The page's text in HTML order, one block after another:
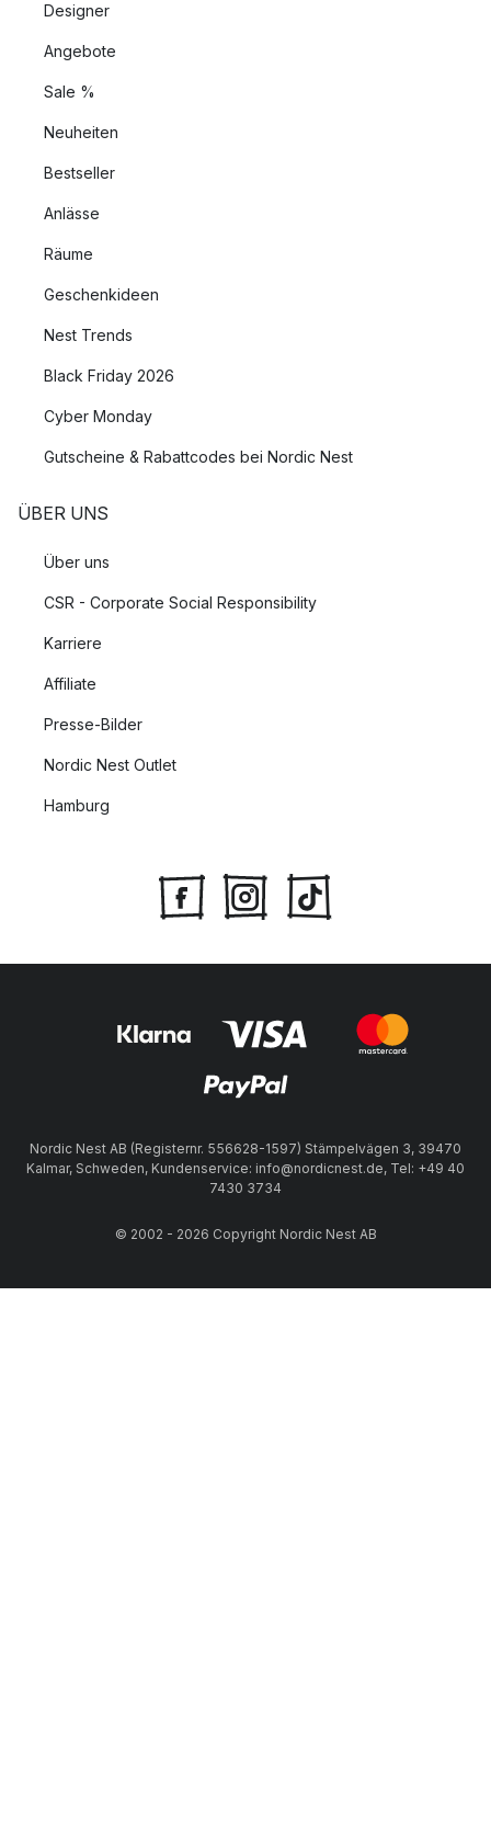
Designer
Angebote
Sale %
Neuheiten
Bestseller
Anlässe
Räume
Geschenkideen
Nest Trends
Black Friday 2026
Cyber Monday
Gutscheine & Rabattcodes bei Nordic Nest
ÜBER UNS
Über uns
CSR - Corporate Social Responsibility
Karriere
Affiliate
Presse-Bilder
Nordic Nest Outlet
Hamburg
Nordic Nest AB (Registernr. 556628-1597) Stämpelvägen 3, 39470
Kalmar, Schweden, Kundenservice: info@nordicnest.de, Tel: +49 40
7430 3734
© 2002 - 2026 Copyright Nordic Nest AB